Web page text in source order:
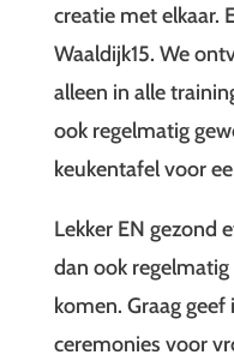
creatie met elkaar.
Waaldijk15. We
alleen in alle
ook regelmatig
keukentafel voor
Lekker EN gezond
dan ook
komen. Graag
ceremonies voor